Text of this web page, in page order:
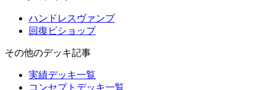
ハンドレスヴァンプ
回復ビショップ
その他のデッキ記事
実績デッキ一覧
コンセプトデッキ一覧